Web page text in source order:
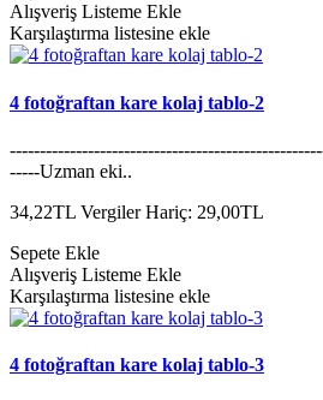
Alışveriş Listeme Ekle
Karşılaştırma listesine ekle
4 fotoğraftan kare kolaj tablo-2
-----Uzman eki..
34,22TL Vergiler Hariç: 29,00TL
Sepete Ekle
Alışveriş Listeme Ekle
Karşılaştırma listesine ekle
4 fotoğraftan kare kolaj tablo-3